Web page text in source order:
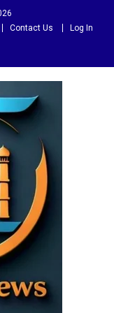
Contact Us Log In